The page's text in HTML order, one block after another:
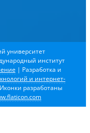
университет
институт
| Разработка и
и интернет-
разработаны